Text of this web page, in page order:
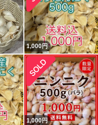
1,000円
1,000円